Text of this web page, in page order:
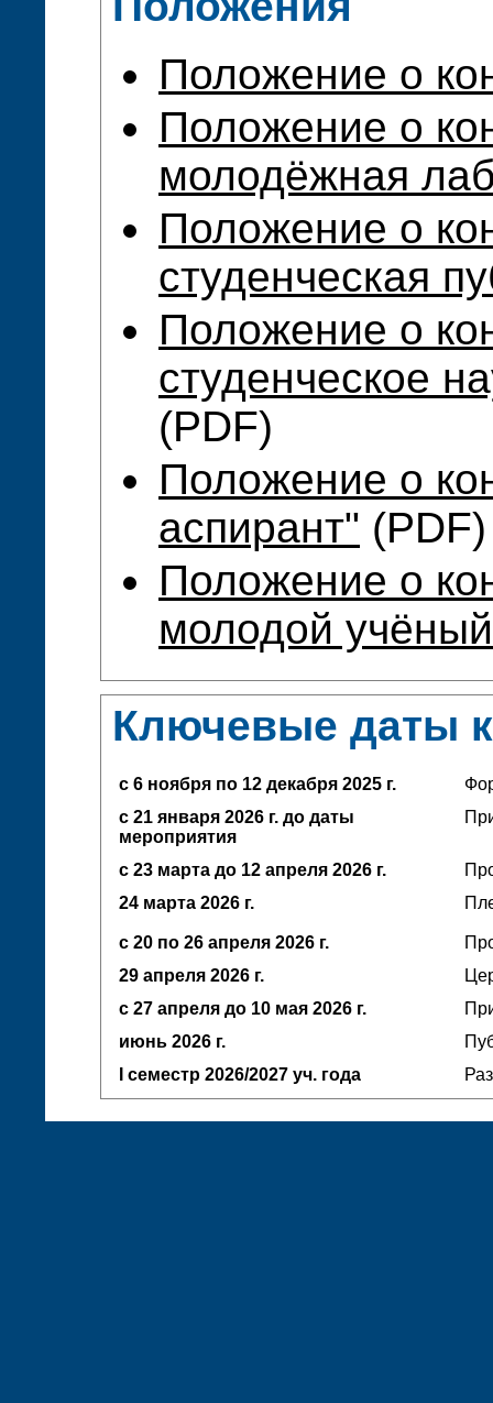
Положение о
Положение о
молодёжная
Положение о
студенческая
Положение о
студенческое
(PDF)
Положение о
аспирант" (PDF)
Положение о
молодой
Ключевые даты
с 6 ноября по 12 декабря 2025 г.
с 21 января 2026 г. до даты
мероприятия
с 23 марта до 12 апреля 2026 г.
24 марта 2026 г.
с 20 по 26 апреля 2026 г.
29 апреля 2026 г.
с 27 апреля до 10 мая 2026 г.
июнь 2026 г.
I семестр 2026/2027 уч. года